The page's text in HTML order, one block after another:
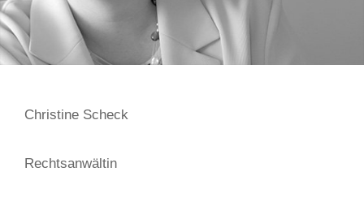
Christine Scheck
Rechtsanwältin